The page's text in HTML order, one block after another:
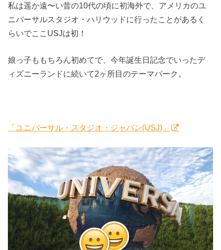
私は遥か遠〜い昔の10代の頃に初海外で、アメリカのユ
ニバーサルスタジオ・ハリウッドに行ったことがあるく
らいでここUSJは初！
娘っ子ももちろん初めてで、今年誕生日記念でいったデ
ィズニーランドに続いて2ヶ所目のテーマパーク。
「ユニバーサル・スタジオ・ジャパン(USJ)」